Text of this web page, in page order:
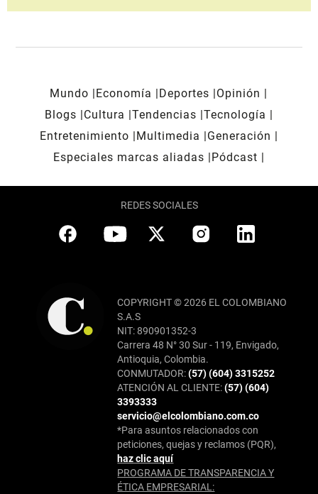
Mundo Economía Deportes
Opinión
Blogs
Cultura Tendencias Tecnología
Entretenimiento
Multimedia
Generación
Especiales marcas aliadas
Pódcast
REDES SOCIALES
COPYRIGHT © 2026 EL COLOMBIANO
S.A.S
NIT: 890901352-3
Carrera 48 N° 30 Sur - 119, Envigado,
Antioquia, Colombia.
CONMUTADOR:(57) (604) 3315252
ATENCIÓN AL CLIENTE:(57) (604)
3393333
servicio@elcolombiano.com.co
*Para asuntos relacionados con
peticiones, quejas y reclamos (PQR),
haz clic aquí
PROGRAMA DE TRANSPARENCIA Y
ÉTICA EMPRESARIAL: